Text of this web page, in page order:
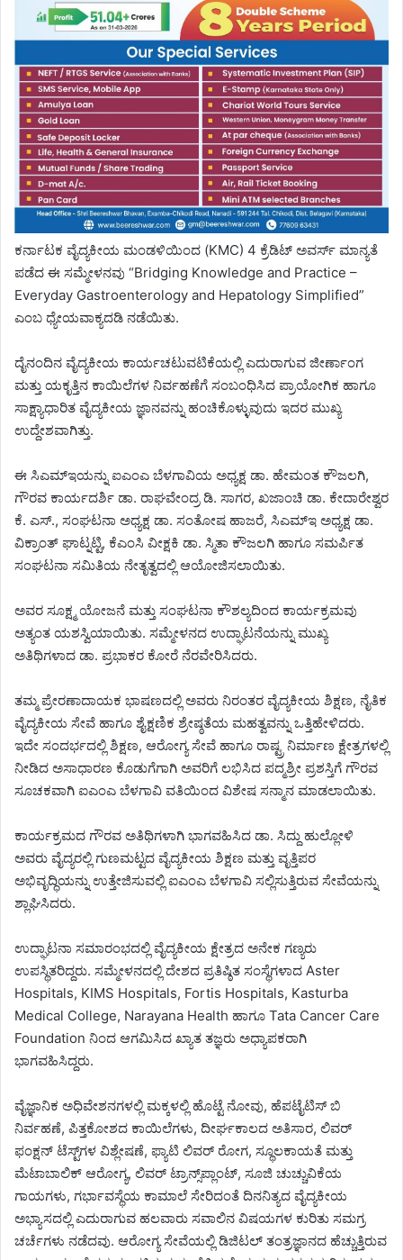
ಕರ್ನಾಟಕ ವೈದ್ಯಕೀಯ ಮಂಡಳಿಯಿಂದ (KMC) 4 ಕ್ರೆಡಿಟ್ ಅವರ್ಸ್ ಮಾನ್ಯತೆ
ಪಡೆದ ಈ ಸಮ್ಮೇಳನವು “Bridging Knowledge and Practice –
Everyday Gastroenterology and Hepatology Simplified”
ಎಂಬ ಧ್ಯೇಯವಾಕ್ಯದಡಿ ನಡೆಯಿತು.
ದೈನಂದಿನ ವೈದ್ಯಕೀಯ ಕಾರ್ಯಚಟುವಟಿಕೆಯಲ್ಲಿ ಎದುರಾಗುವ ಜೀರ್ಣಾಂಗ
ಮತ್ತು ಯಕೃತ್ತಿನ ಕಾಯಿಲೆಗಳ ನಿರ್ವಹಣೆಗೆ ಸಂಬಂಧಿಸಿದ ಪ್ರಾಯೋಗಿಕ ಹಾಗೂ
ಸಾಕ್ಷ್ಯಾಧಾರಿತ ವೈದ್ಯಕೀಯ ಜ್ಞಾನವನ್ನು ಹಂಚಿಕೊಳ್ಳುವುದು ಇದರ ಮುಖ್ಯ
ಉದ್ದೇಶವಾಗಿತ್ತು.
ಈ ಸಿಎಮ್‌ಇಯನ್ನು ಐಎಂಎ ಬೆಳಗಾವಿಯ ಅಧ್ಯಕ್ಷ ಡಾ. ಹೇಮಂತ ಕೌಜಲಗಿ,
ಗೌರವ ಕಾರ್ಯದರ್ಶಿ ಡಾ. ರಾಘವೇಂದ್ರ ಡಿ. ಸಾಗರ, ಖಜಾಂಚಿ ಡಾ. ಕೇದಾರೇಶ್ವರ
ಕೆ. ಎಸ್., ಸಂಘಟನಾ ಅಧ್ಯಕ್ಷ ಡಾ. ಸಂತೋಷ ಹಾಜರೆ, ಸಿಎಮ್‌ಇ ಅಧ್ಯಕ್ಷ ಡಾ.
ವಿಕ್ರಾಂತ್ ಘಾಟ್ನಟ್ಟಿ, ಕೆಎಂಸಿ ವೀಕ್ಷಕಿ ಡಾ. ಸ್ಮಿತಾ ಕೌಜಲಗಿ ಹಾಗೂ ಸಮರ್ಪಿತ
ಸಂಘಟನಾ ಸಮಿತಿಯ ನೇತೃತ್ವದಲ್ಲಿ ಆಯೋಜಿಸಲಾಯಿತು.
ಅವರ ಸೂಕ್ಷ್ಮ ಯೋಜನೆ ಮತ್ತು ಸಂಘಟನಾ ಕೌಶಲ್ಯದಿಂದ ಕಾರ್ಯಕ್ರಮವು
ಅತ್ಯಂತ ಯಶಸ್ವಿಯಾಯಿತು. ಸಮ್ಮೇಳನದ ಉದ್ಘಾಟನೆಯನ್ನು ಮುಖ್ಯ
ಅತಿಥಿಗಳಾದ ಡಾ. ಪ್ರಭಾಕರ ಕೋರೆ ನೆರವೇರಿಸಿದರು.
ತಮ್ಮ ಪ್ರೇರಣಾದಾಯಕ ಭಾಷಣದಲ್ಲಿ ಅವರು ನಿರಂತರ ವೈದ್ಯಕೀಯ ಶಿಕ್ಷಣ, ನೈತಿಕ
ವೈದ್ಯಕೀಯ ಸೇವೆ ಹಾಗೂ ಶೈಕ್ಷಣಿಕ ಶ್ರೇಷ್ಠತೆಯ ಮಹತ್ವವನ್ನು ಒತ್ತಿಹೇಳಿದರು.
ಇದೇ ಸಂದರ್ಭದಲ್ಲಿ ಶಿಕ್ಷಣ, ಆರೋಗ್ಯ ಸೇವೆ ಹಾಗೂ ರಾಷ್ಟ್ರ ನಿರ್ಮಾಣ ಕ್ಷೇತ್ರಗಳಲ್ಲಿ
ನೀಡಿದ ಅಸಾಧಾರಣ ಕೊಡುಗೆಗಾಗಿ ಅವರಿಗೆ ಲಭಿಸಿದ ಪದ್ಮಶ್ರೀ ಪ್ರಶಸ್ತಿಗೆ ಗೌರವ
ಸೂಚಕವಾಗಿ ಐಎಂಎ ಬೆಳಗಾವಿ ವತಿಯಿಂದ ವಿಶೇಷ ಸನ್ಮಾನ ಮಾಡಲಾಯಿತು.
ಕಾರ್ಯಕ್ರಮದ ಗೌರವ ಅತಿಥಿಗಳಾಗಿ ಭಾಗವಹಿಸಿದ ಡಾ. ಸಿದ್ದು ಹುಲ್ಲೋಳಿ
ಅವರು ವೈದ್ಯರಲ್ಲಿ ಗುಣಮಟ್ಟದ ವೈದ್ಯಕೀಯ ಶಿಕ್ಷಣ ಮತ್ತು ವೃತ್ತಿಪರ
ಅಭಿವೃದ್ಧಿಯನ್ನು ಉತ್ತೇಜಿಸುವಲ್ಲಿ ಐಎಂಎ ಬೆಳಗಾವಿ ಸಲ್ಲಿಸುತ್ತಿರುವ ಸೇವೆಯನ್ನು
ಶ್ಲಾಘಿಸಿದರು.
ಉದ್ಘಾಟನಾ ಸಮಾರಂಭದಲ್ಲಿ ವೈದ್ಯಕೀಯ ಕ್ಷೇತ್ರದ ಅನೇಕ ಗಣ್ಯರು
ಉಪಸ್ಥಿತರಿದ್ದರು. ಸಮ್ಮೇಳನದಲ್ಲಿ ದೇಶದ ಪ್ರತಿಷ್ಠಿತ ಸಂಸ್ಥೆಗಳಾದ Aster
Hospitals, KIMS Hospitals, Fortis Hospitals, Kasturba
Medical College, Narayana Health ಹಾಗೂ Tata Cancer Care
Foundation ನಿಂದ ಆಗಮಿಸಿದ ಖ್ಯಾತ ತಜ್ಞರು ಅಧ್ಯಾಪಕರಾಗಿ
ಭಾಗವಹಿಸಿದ್ದರು.
ವೈಜ್ಞಾನಿಕ ಅಧಿವೇಶನಗಳಲ್ಲಿ ಮಕ್ಕಳಲ್ಲಿ ಹೊಟ್ಟೆ ನೋವು, ಹೆಪಟೈಟಿಸ್ ಬಿ
ನಿರ್ವಹಣೆ, ಪಿತ್ತಕೋಶದ ಕಾಯಿಲೆಗಳು, ದೀರ್ಘಕಾಲದ ಅತಿಸಾರ, ಲಿವರ್
ಫಂಕ್ಷನ್ ಟೆಸ್ಟ್‌ಗಳ ವಿಶ್ಲೇಷಣೆ, ಫ್ಯಾಟಿ ಲಿವರ್ ರೋಗ, ಸ್ಥೂಲಕಾಯತೆ ಮತ್ತು
ಮೆಟಾಬಾಲಿಕ್ ಆರೋಗ್ಯ, ಲಿವರ್ ಟ್ರಾನ್ಸ್‌ಪ್ಲಾಂಟ್, ಸೂಜಿ ಚುಚ್ಚುವಿಕೆಯ
ಗಾಯಗಳು, ಗರ್ಭಾವಸ್ಥೆಯ ಕಾಮಾಲೆ ಸೇರಿದಂತೆ ದಿನನಿತ್ಯದ ವೈದ್ಯಕೀಯ
ಅಭ್ಯಾಸದಲ್ಲಿ ಎದುರಾಗುವ ಹಲವಾರು ಸವಾಲಿನ ವಿಷಯಗಳ ಕುರಿತು ಸಮಗ್ರ
ಚರ್ಚೆಗಳು ನಡೆದವು. ಆರೋಗ್ಯ ಸೇವೆಯಲ್ಲಿ ಡಿಜಿಟಲ್ ತಂತ್ರಜ್ಞಾನದ ಹೆಚ್ಚುತ್ತಿರುವ